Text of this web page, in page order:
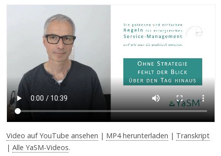
Video auf YouTube ansehen | MP4 herunterladen | Transkript
|Alle YaSM-Videos.